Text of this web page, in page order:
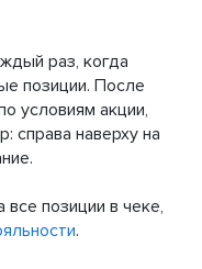
раз, когда
позиции. После
условиям акции,
справа наверху на
позиции в чеке,
.